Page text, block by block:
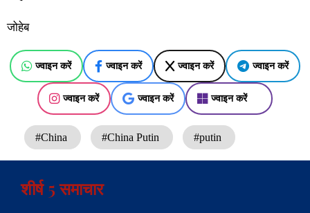
जोहेब
ज्वाइन करें ज्वाइन करें ज्वाइन करें ज्वाइन करें
ज्वाइन करें ज्वाइन करें ज्वाइन करें
#China #China Putin #putin
शीर्ष 5 समाचार